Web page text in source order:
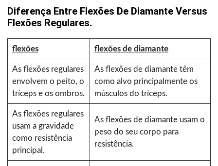
Diferença Entre Flexões De Diamante Versus
Flexões Regulares.
flexões flexões de diamante
As flexões regulares
envolvem o peito, o
tríceps e os ombros.
As flexões de diamante têm
como alvo principalmente os
músculos do tríceps.
As flexões regulares
usam a gravidade
como resistência
principal.
As flexões de diamante usam o
peso do seu corpo para
resistência.